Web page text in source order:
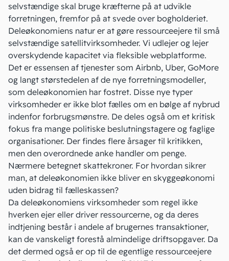
selvstændige skal bruge kræfterne på at udvikle
forretningen, fremfor på at svede over bogholderiet.
Deleøkonomiens natur er at gøre ressourceejere til små
selvstændige satellitvirksomheder. Vi udlejer og lejer
overskydende kapacitet via fleksible webplatforme.
Det er essensen af tjenester som Airbnb, Uber, GoMore
og langt størstedelen af de nye forretningsmodeller,
som deleøkonomien har fostret. Disse nye typer
virksomheder er ikke blot fælles om en bølge af nybrud
indenfor forbrugsmønstre. De deles også om et kritisk
fokus fra mange politiske beslutningstagere og faglige
organisationer. Der findes flere årsager til kritikken,
men den overordnede anke handler om penge.
Nærmere betegnet skattekroner. For hvordan sikrer
man, at deleøkonomien ikke bliver en skyggeøkonomi
uden bidrag til fælleskassen?
Da deleøkonomiens virksomheder som regel ikke
hverken ejer eller driver ressourcerne, og da deres
indtjening består i andele af brugernes transaktioner,
kan de vanskeligt forestå almindelige driftsopgaver. Da
det dermed også er op til de egentlige ressourceejere